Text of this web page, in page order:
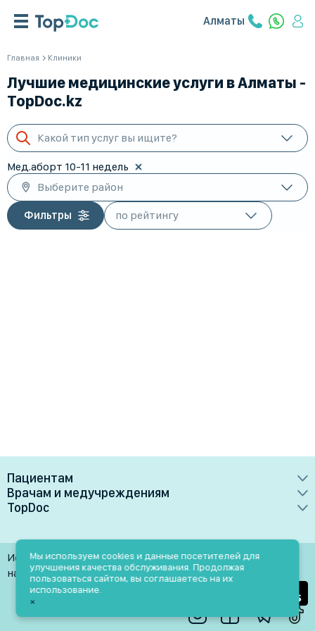
Алматы
Главная Клиники
Лучшие медицинские услуги в Алматы -
TopDoc.kz
Какой тип услуг вы ищите?
Мед.аборт 10-11 недель
Выберите район
Фильтры
Пациентам
Врачи
Клиники
Лаборатории
Услуги
Блог
Акции и скидки
Врачам и медучреждениям
Преимущества
Медучреждениям
Врачам
TopDoc
Контакты
Помощь
Использование материалов разрешено только при
наличии активной ссылки на источник
Мы используем cookies и данные посетителей для
улучшения качества обслуживания. Продолжая
пользоваться сайтом, вы соглашаетесь на их
использование.
×